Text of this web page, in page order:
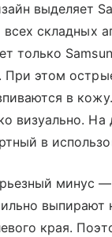
выделяет
складных
только
При этом
в
визуально. На
в
минус
выпирают
края.